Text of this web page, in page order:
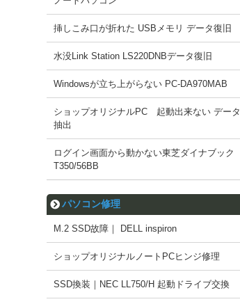
挿しこみ口が折れた USBメモリ データ復旧
水没Link Station LS220DNBデータ復旧
Windowsが立ち上がらない PC-DA970MAB
ショップオリジナルPC 起動出来ない データ
抽出
ログイン画面から動かない東芝ダイナブック
T350/56BB
パソコン修理
M.2 SSD故障｜ DELL inspiron
ショップオリジナルノートPCヒンジ修理
SSD換装｜NEC LL750/H 起動ドライブ交換